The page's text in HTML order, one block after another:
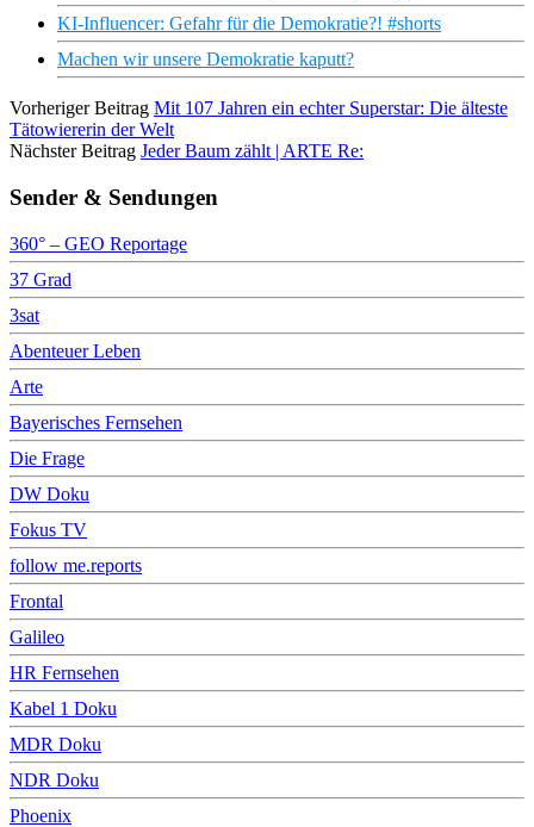
KI-Influencer: Gefahr für die Demokratie?! #shorts
Machen wir unsere Demokratie kaputt?
Vorheriger Beitrag Mit 107 Jahren ein echter Superstar: Die älteste
Tätowiererin der Welt
Nächster Beitrag Jeder Baum zählt | ARTE Re:
Sender & Sendungen
360° – GEO Reportage
37 Grad
3sat
Abenteuer Leben
Arte
Bayerisches Fernsehen
Die Frage
DW Doku
Fokus TV
follow me.reports
Frontal
Galileo
HR Fernsehen
Kabel 1 Doku
MDR Doku
NDR Doku
Phoenix